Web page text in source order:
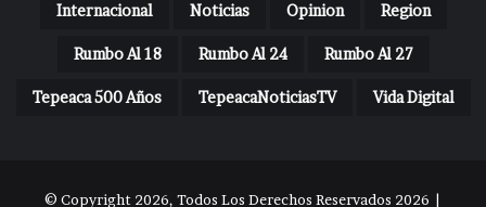
Internacional Noticias Opinion Region
Rumbo Al 18 Rumbo Al 24 Rumbo Al 27
Tepeaca 500 Años TepeacaNoticiasTV Vida Digital
© Copyright 2026, Todos Los Derechos Reservados 2026 |